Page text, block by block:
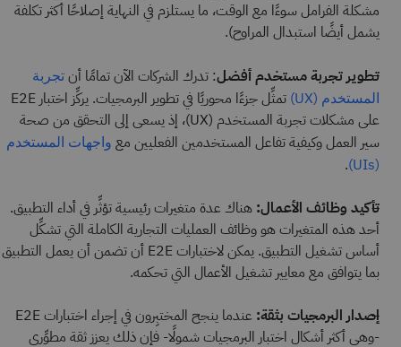
مشكلة الفرامل سوءًا مع الوقت، ما يستلزم في النهاية إصلاحًا أكثر تكلفة
يشمل أيضًا استبدال المراوح).
تطوير تجربة مستخدم أفضل: تدرك الشركات الآن تمامًا أن تجربة
المستخدم (UX)
تمثِّل جزءًا محوريًا في تطوير البرمجيات. يركِّز اختبار E2E
على مشكلات تجربة المستخدم (UX)، إذ يسعى إلى التحقق من صحة
سير العمل وكيفية تفاعل المستخدمين الفعليين مع واجهات المستخدم
(UIs)
.
تأكيد وظائف الأعمال: هناك عدة متغيرات رئيسية تؤثِّر في أداء التطبيق.
أحد هذه المتغيرات هو وظائف العمليات التجارية الكاملة التي تشكِّل
أساس تشغيل التطبيق. يمكن لاختبارات E2E أن تضمن أن يعمل التطبيق
بما يتوافق مع معايير تشغيل الأعمال التي تحكمه.
إصدار البرمجيات بثقة:
عندما ينجح المختبِرون في إجراء اختبارات E2E
-وهي أكثر أشكال اختبار البرمجيات شمولًا- فإن ذلك يعزز ثقة مطوِّري